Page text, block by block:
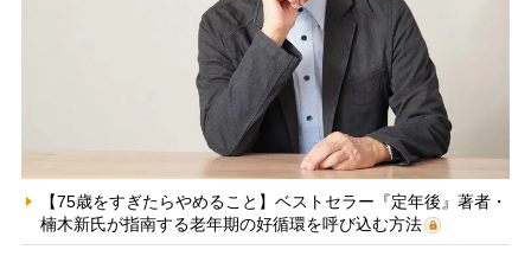
【75歳をすぎたらやめること】ベストセラー『定年後』著者・
楠木新氏が指南する老年期の好循環を呼び込む方法